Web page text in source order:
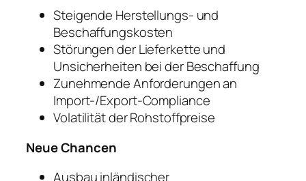
Steigende Herstellungs- und
Beschaffungskosten
Störungen der Lieferkette und
Unsicherheiten bei der Beschaffung
Zunehmende Anforderungen an
Import-/Export-Compliance
Volatilität der Rohstoffpreise
Neue Chancen
Ausbau inländischer